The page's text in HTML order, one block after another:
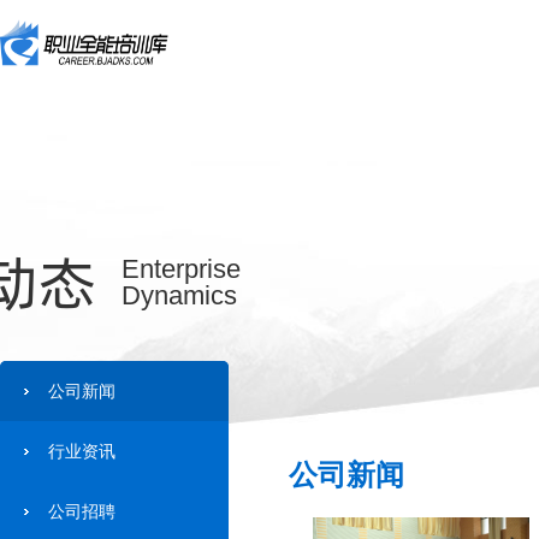
态
Enterprise
Dynamics
公司新闻
行业资讯
公司招聘
公司新闻